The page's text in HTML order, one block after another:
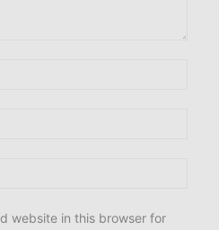
website in this browser for